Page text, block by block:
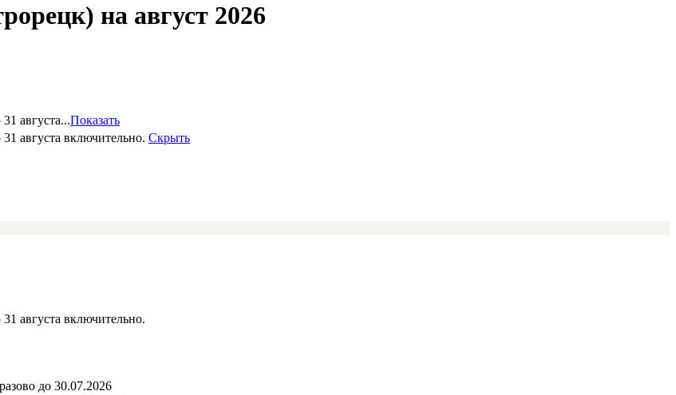
на август 2026
августа...Показать
августа включительно. Скрыть
августа включительно.
до 30.07.2026